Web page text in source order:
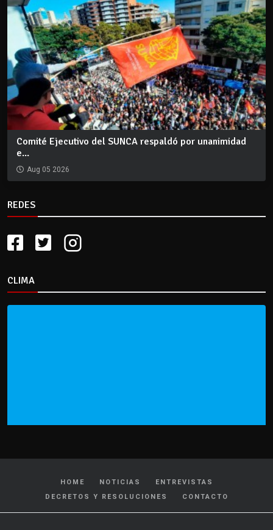
Comité Ejecutivo del SUNCA respaldó por unanimidad
e...
Aug 05 2026
REDES
CLIMA
HOME NOTICIAS
ENTREVISTAS
DECRETOS Y RESOLUCIONES
CONTACTO